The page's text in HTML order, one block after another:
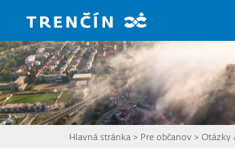
Hlavná stránka > Pre občanov >Otázky